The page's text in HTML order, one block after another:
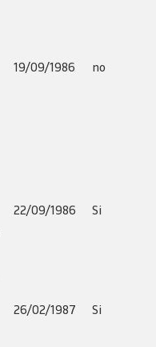
19/09/1986 no
22/09/1986 Si
26/02/1987 Si